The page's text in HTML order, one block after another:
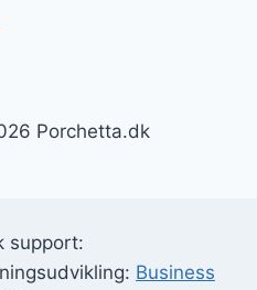
Porchetta.dk
support:
Business